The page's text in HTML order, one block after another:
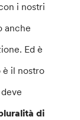
i nostri
anche
Ed è
è il nostro
di